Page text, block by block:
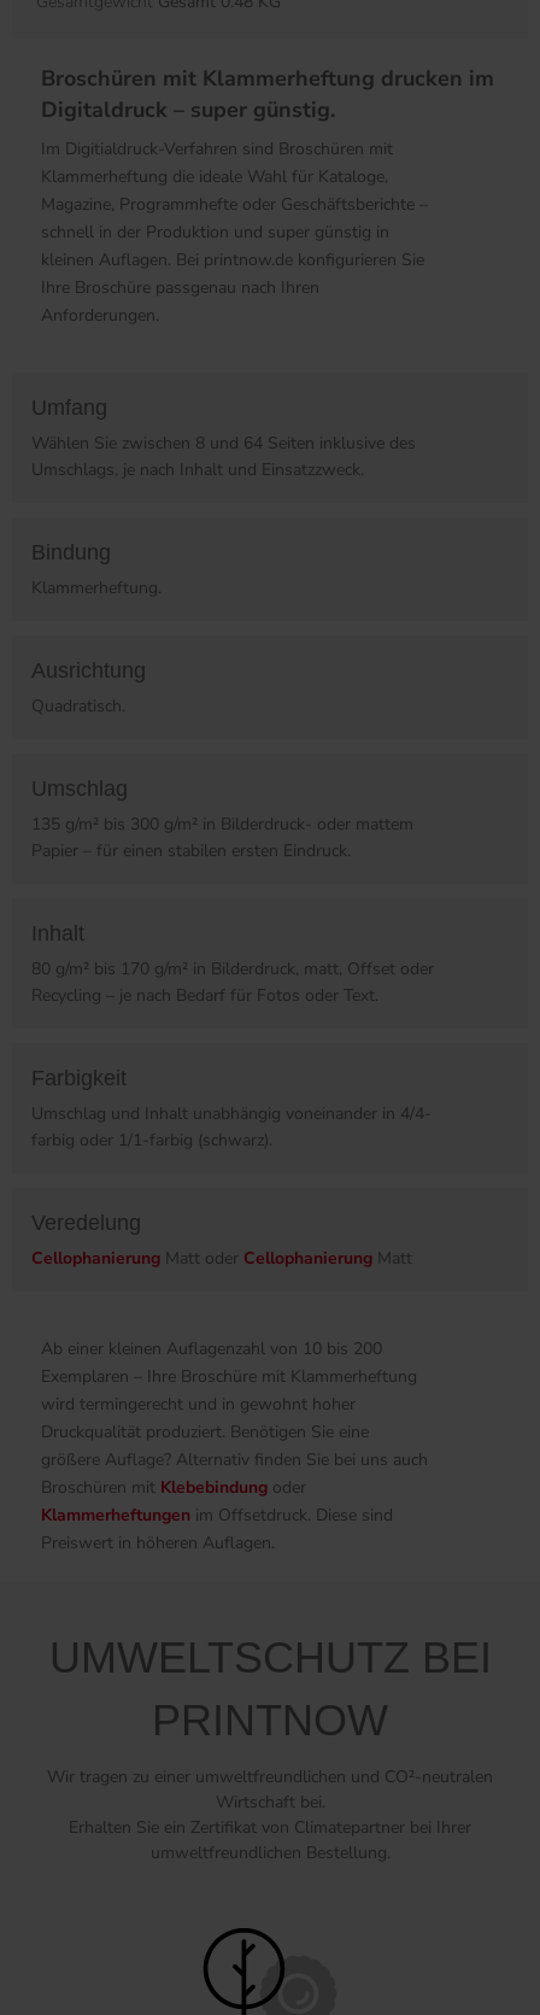
Broschüren mit Klammerheftung drucken im
Digitaldruck – super günstig.
Im Digitialdruck-Verfahren sind Broschüren mit
Klammerheftung die ideale Wahl für Kataloge,
Magazine, Programmhefte oder Geschäftsberichte –
schnell in der Produktion und super günstig in
kleinen Auflagen. Bei printnow.de konfigurieren Sie
Ihre Broschüre passgenau nach Ihren
Anforderungen.
Umfang
Wählen Sie zwischen 8 und 64 Seiten inklusive des
Umschlags, je nach Inhalt und Einsatzzweck.
Bindung
Klammerheftung.
Ausrichtung
Quadratisch.
Umschlag
135 g/m² bis 300 g/m² in Bilderdruck- oder mattem
Papier – für einen stabilen ersten Eindruck.
Inhalt
80 g/m² bis 170 g/m² in Bilderdruck, matt, Offset oder
Recycling – je nach Bedarf für Fotos oder Text.
Farbigkeit
Umschlag und Inhalt unabhängig voneinander in 4/4-
farbig oder 1/1-farbig (schwarz).
Veredelung
Cellophanierung Matt oder Cellophanierung Matt
Ab einer kleinen Auflagenzahl von 10 bis 200
Exemplaren – Ihre Broschüre mit Klammerheftung
wird termingerecht und in gewohnt hoher
Druckqualität produziert. Benötigen Sie eine
größere Auflage? Alternativ finden Sie bei uns auch
Broschüren mit Klebebindung oder
Klammerheftungen im Offsetdruck. Diese sind
Preiswert in höheren Auflagen.
UMWELTSCHUTZ BEI
PRINTNOW
Wir tragen zu einer umweltfreundlichen und CO²-neutralen
Wirtschaft bei.
Erhalten Sie ein Zertifikat von Climatepartner bei Ihrer
umweltfreundlichen Bestellung.